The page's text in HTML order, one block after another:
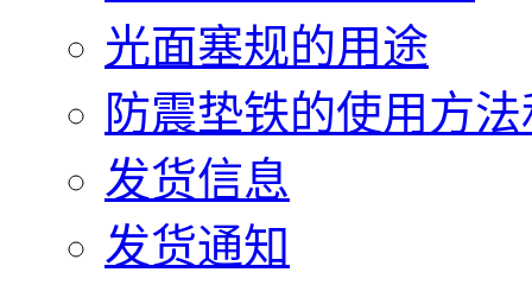
光面塞规的用途
防震垫铁的使用方
发货信息
发货通知